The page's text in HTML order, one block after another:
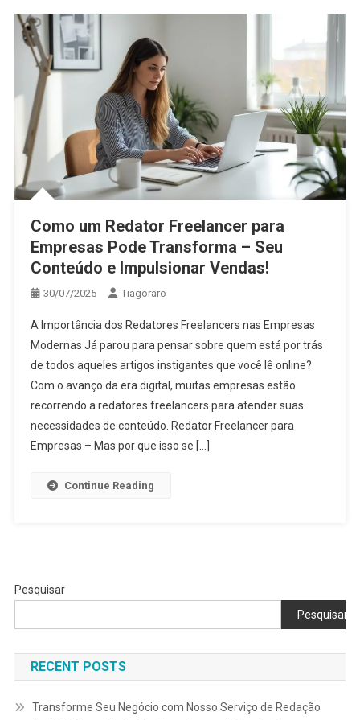
Como um Redator Freelancer para
Empresas Pode Transforma – Seu
Conteúdo e Impulsionar Vendas!
30/07/2025 Tiagoraro
A Importância dos Redatores Freelancers nas Empresas
Modernas Já parou para pensar sobre quem está por trás
de todos aqueles artigos instigantes que você lê online?
Com o avanço da era digital, muitas empresas estão
recorrendo a redatores freelancers para atender suas
necessidades de conteúdo. Redator Freelancer para
Empresas – Mas por que isso se […]
Continue Reading
Pesquisar
Pesquisar
RECENT POSTS
Transforme Seu Negócio com Nosso Serviço de Redação